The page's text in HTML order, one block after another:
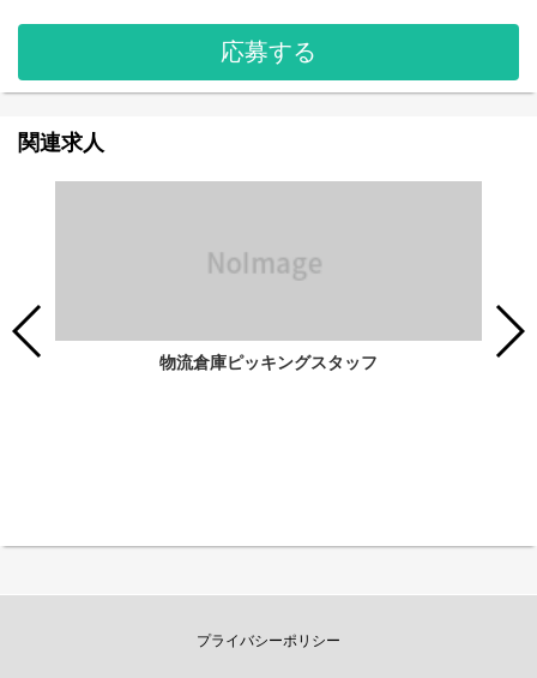
応募する
関連求人
物流倉庫ピッキングスタッフ
プライバシーポリシー